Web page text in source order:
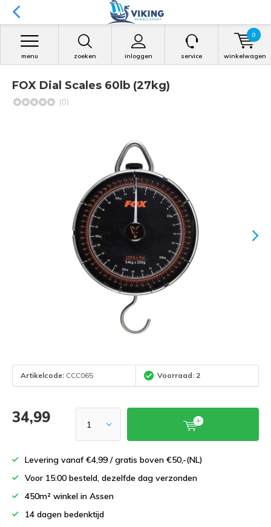
zoeken inloggen
menu service winkelwagen
0
FOX Dial Scales 60lb (27kg)
(0)
Artikelcode: CCC065 Voorraad: 2
34,99
Levering vanaf €4,99 / gratis boven €50,-(NL)
Voor 15:00 besteld, dezelfde dag verzonden
450m² winkel in Assen
14 dagen bedenktijd